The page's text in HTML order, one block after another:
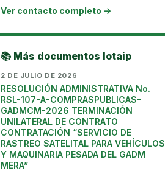
Ver contacto completo →
📚 Más documentos lotaip
2 DE JULIO DE 2026
RESOLUCIÓN ADMINISTRATIVA No.
RSL-107-A-COMPRASPUBLICAS-
GADMCM-2026 TERMINACIÓN
UNILATERAL DE CONTRATO
CONTRATACIÓN “SERVICIO DE
RASTREO SATELITAL PARA VEHÍCULOS
Y MAQUINARIA PESADA DEL GADM
MERA”